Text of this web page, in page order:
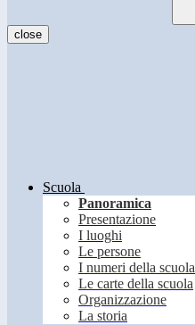
close
Scuola
Panoramica
Presentazione
I luoghi
Le persone
I numeri della scuola
Le carte della scuola
Organizzazione
La storia